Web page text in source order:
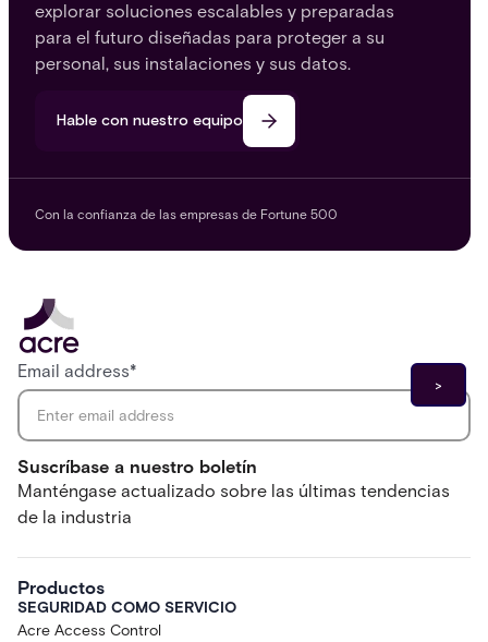
explorar soluciones escalables y preparadas
para el futuro diseñadas para proteger a su
personal, sus instalaciones y sus datos.
Hable con nuestro equipo
Con la confianza de las empresas de Fortune 500
Suscríbase a nuestro boletín
Manténgase actualizado sobre las últimas tendencias
de la industria
Email address*
Productos
SEGURIDAD COMO SERVICIO
Acre Access Control